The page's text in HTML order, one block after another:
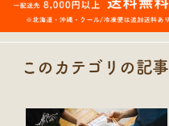
このカテゴリの記事